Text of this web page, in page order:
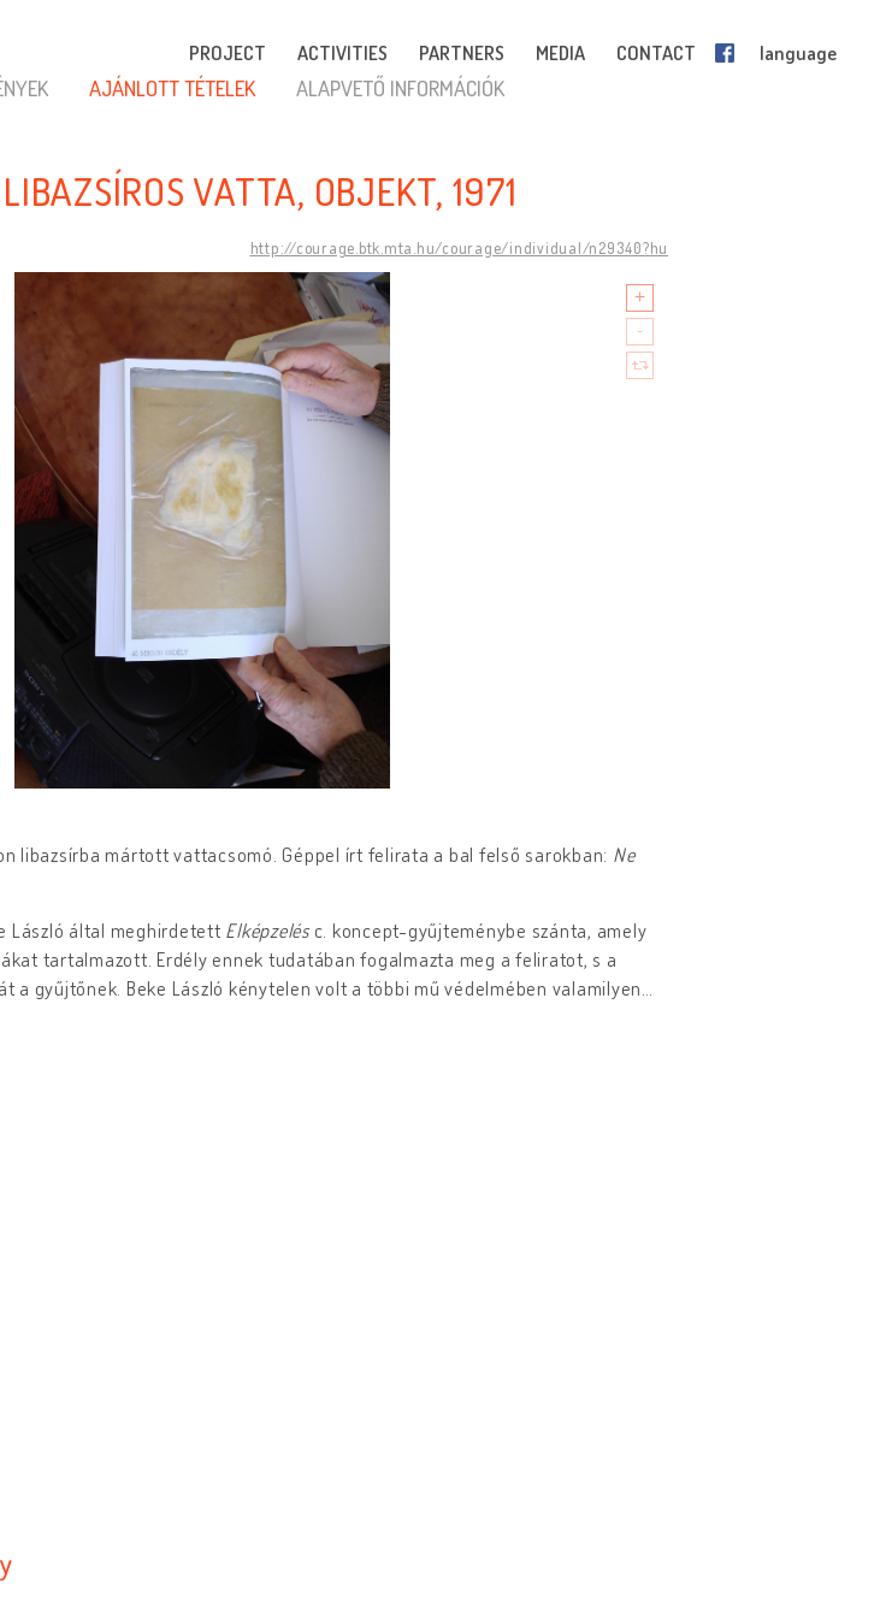
PROJECT ACTIVITIES PARTNERS MEDIA CONTACT language
AJÁNLOTT TÉTELEK ALAPVETŐ INFORMÁCIÓK
VATTA, OBJEKT, 1971
http://courage.btk.mta.hu/courage/individual/n29340?hu
libazsírba mártott vattacsomó. Géppel írt felirata a bal felső sarokban: Ne
László által meghirdetett Elképzelésc. koncept-gyűjteménybe szánta, amely
tartalmazott. Erdély ennek tudatában fogalmazta meg a feliratot, s a
a gyűjtőnek. Beke László kénytelen volt a többi mű védelmében valamilyen